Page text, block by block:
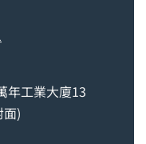
年工業大廈13
)